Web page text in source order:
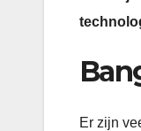
Er zijn